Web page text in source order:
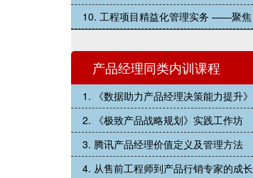
10. 工程项目精益化管理实务 ——聚焦
产品经理同类内训课程
1. 《数据助力产品经理决策能力提升》
2. 《极致产品战略规划》实践工作坊
3. 腾讯产品经理价值定义及管理方法
4. 从售前工程师到产品行销专家的成长